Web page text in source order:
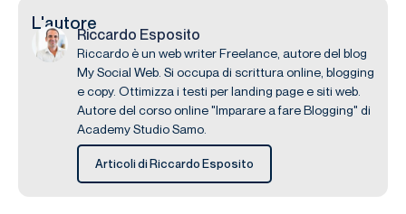
L'autore
Riccardo Esposito
Riccardo è un web writer Freelance, autore del blog
My Social Web. Si occupa di scrittura online, blogging
e copy. Ottimizza i testi per landing page e siti web.
Autore del corso online "Imparare a fare Blogging" di
Academy Studio Samo.
Articoli di Riccardo Esposito